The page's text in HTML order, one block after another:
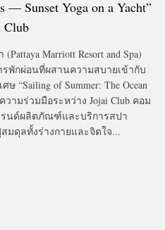
— Sunset Yoga on a Yacht”
Marriott Resort and Spa)
พักผ่อนที่ผสานความสบายเข้ากับ
“Sailing of Summer: The Ocean
ความร่วมมือระหว่าง Jojai Club คอม
รนด์ผลิตภัณฑ์และบริการสปา
ดุลทั้งร่างกายและจิตใจ...